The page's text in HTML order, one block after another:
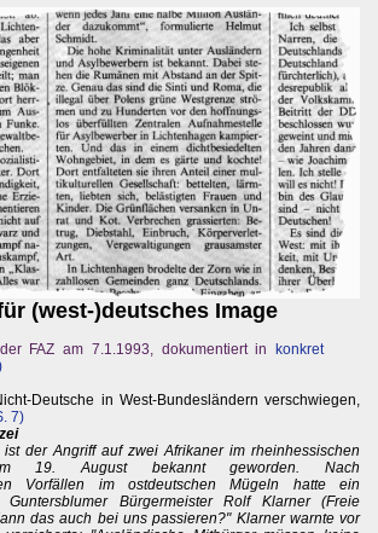
(west-)deutsches Image
FAZ am 7.1.1993, dokumentiert in
konkret
Deutsche in West-Bundesländern verschwiegen,
7)
der Angriff auf zwei Afrikaner im rheinhessischen
19. August bekannt geworden. Nach
Vorfällen im ostdeutschen Mügeln hatte ein
Guntersblumer Bürgermeister Rolf Klarner (Freie
das auch bei uns passieren?" Klarner warnte vor